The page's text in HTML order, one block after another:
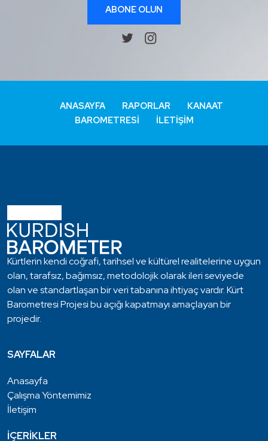
ABONE OLUN
ANASAYFA RAPORLAR
KANAAT
BAROMETRESI
İLETIŞIM
Kürtlerin kendi coğrafi, tarihsel ve kültürel realitelerine uygun
olan, tarafsız, bağımsız, metodolojik olarak ileri seviyede
olan ve standartlaşan bir veri tabanına ihtiyaç vardır. Kürt
Barometresi Projesi bu açığı kapatmayı amaçlayan bir
projedir.
SAYFALAR
Anasayfa
Çalışma Yöntemimiz
İletişim
İÇERİKLER